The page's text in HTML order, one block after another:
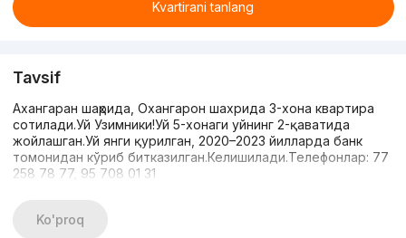
Kvartirani tanlang
Tavsif
Ахангаран шаҳрида, Охангарон шахрида 3-хона квартира
сотилади.Уй Узимники!Уй 5-хонаги уйнинг 2-қаватида
жойлашган.Уй янги қурилган, 2020–2023 йилларда банк
томонидан кўриб битказилган.Келишилади.Телефонлар: 77
258 78 77, 95 708 01 31
Ko'proq